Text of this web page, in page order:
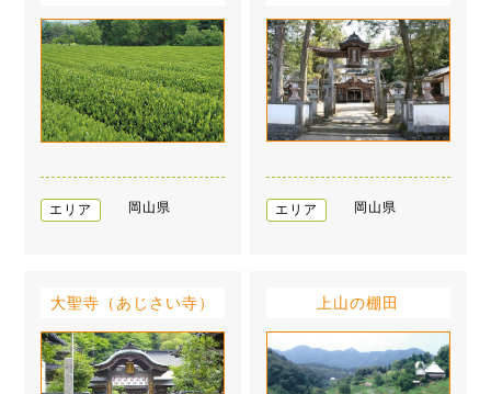
エリア 岡山県 エリア 岡山県
大聖寺（あじさい寺） 上山の棚田